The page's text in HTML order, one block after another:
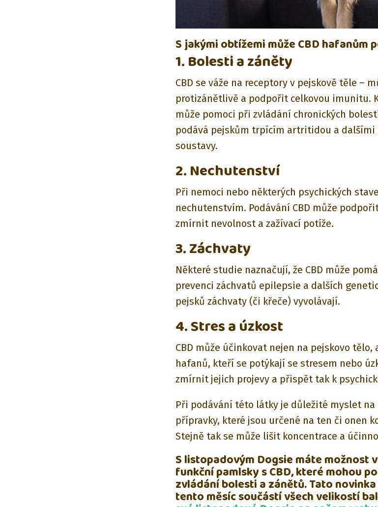
S jakými obtížemi může CBD hafanům
1. Bolesti a záněty
CBD se váže na receptory v pejskově těle –
protizánětlivě a podpořit celkovou imunitu.
může pomoci při zvládání chronických
podává pejskům trpícím artritidou a dalšími
soustavy.
2. Nechutenství
Při nemoci nebo některých psychických
nechutenstvím. Podávání CBD může
zmírnit nevolnost a zažívací potíže.
3. Záchvaty
Některé studie naznačují, že CBD může
prevenci záchvatů epilepsie a dalších
pejsků záchvaty (či křeče) vyvolávají.
4. Stres a úzkost
CBD může účinkovat nejen na pejskovo tělo,
hafanů, kteří se potýkají se stresem nebo
zmírnit jejich projevy a přispět tak k
Při podávání této látky je důležité myslet na
přípravky, které jsou určené na ten či onen
Stejně tak se může lišit koncentrace a
S listopadovým Dogsie máte možnost
funkční pamlsky s CBD, které mohou
zvládání bolesti a zánětů. Tato
tento měsíc součástí všech velikostí